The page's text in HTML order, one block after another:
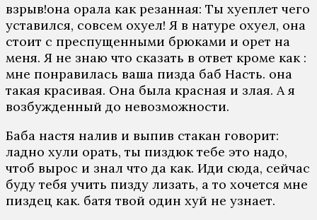
взрыв!она орала как резанная: Ты хуеплет чего
уставился, совсем охуел! Я в натуре охуел, она
стоит с преспущенными брюками и орет на
меня. Я не знаю что сказать в ответ кроме как :
мне понравилась ваша пизда баб Насть. она
такая красивая. Она была красная и злая. А я
возбужденный до невозможности.
Баба настя налив и выпив стакан говорит:
ладно хули орать, ты пиздюк тебе это надо,
чтоб вырос и знал что да как. Иди сюда, сейчас
буду тебя учить пизду лизать, а то хочется мне
пиздец как. батя твой один хуй не узнает.